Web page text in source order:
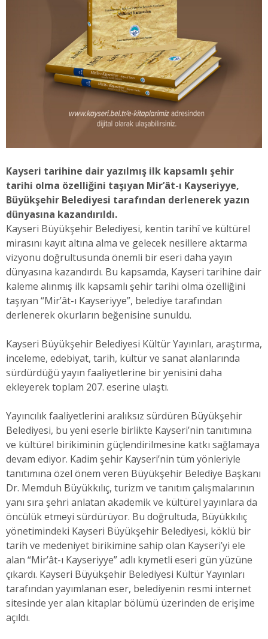
Kayseri tarihine dair yazılmış ilk kapsamlı şehir
tarihi olma özelliğini taşıyan Mir’ât-ı Kayseriyye,
Büyükşehir Belediyesi tarafından derlenerek yazın
dünyasına kazandırıldı.
Kayseri Büyükşehir Belediyesi, kentin tarihî ve kültürel
mirasını kayıt altına alma ve gelecek nesillere aktarma
vizyonu doğrultusunda önemli bir eseri daha yayın
dünyasına kazandırdı. Bu kapsamda, Kayseri tarihine dair
kaleme alınmış ilk kapsamlı şehir tarihi olma özelliğini
taşıyan “Mir’ât-ı Kayseriyye”, belediye tarafından
derlenerek okurların beğenisine sunuldu.
Kayseri Büyükşehir Belediyesi Kültür Yayınları, araştırma,
inceleme, edebiyat, tarih, kültür ve sanat alanlarında
sürdürdüğü yayın faaliyetlerine bir yenisini daha
ekleyerek toplam 207. eserine ulaştı.
Yayıncılık faaliyetlerini aralıksız sürdüren Büyükşehir
Belediyesi, bu yeni eserle birlikte Kayseri’nin tanıtımına
ve kültürel birikiminin güçlendirilmesine katkı sağlamaya
devam ediyor. Kadim şehir Kayseri’nin tüm yönleriyle
tanıtımına özel önem veren Büyükşehir Belediye Başkanı
Dr. Memduh Büyükkılıç, turizm ve tanıtım çalışmalarının
yanı sıra şehri anlatan akademik ve kültürel yayınlara da
öncülük etmeyi sürdürüyor. Bu doğrultuda, Büyükkılıç
yönetimindeki Kayseri Büyükşehir Belediyesi, köklü bir
tarih ve medeniyet birikimine sahip olan Kayseri’yi ele
alan “Mir’ât-ı Kayseriyye” adlı kıymetli eseri gün yüzüne
çıkardı. Kayseri Büyükşehir Belediyesi Kültür Yayınları
tarafından yayımlanan eser, belediyenin resmi internet
sitesinde yer alan kitaplar bölümü üzerinden de erişime
açıldı.